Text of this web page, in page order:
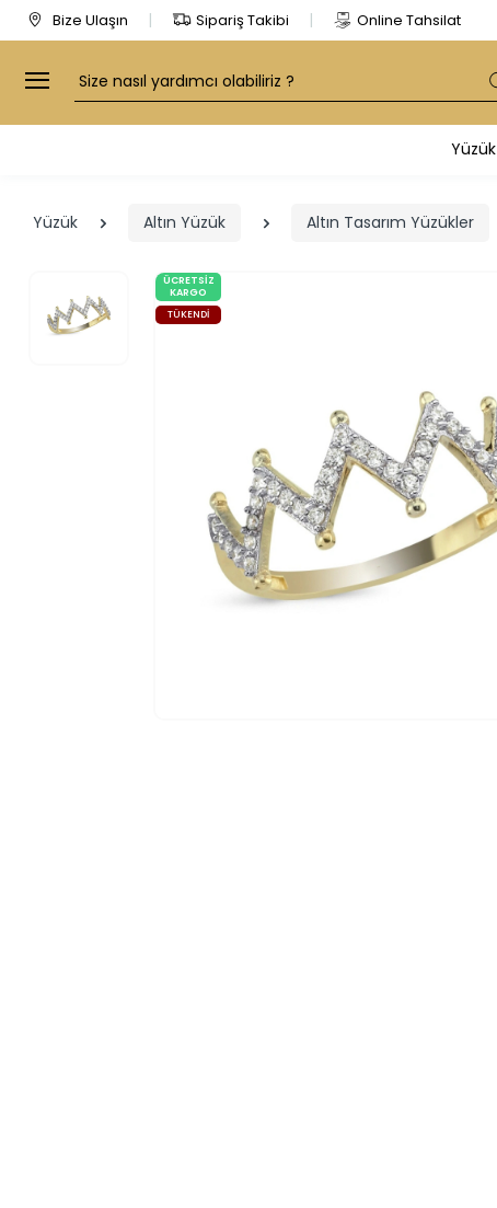
Bize Ulaşın Sipariş Takibi Online Tahsilat
Arama
Yüzük
Yüzük Altın Yüzük Altın Tasarım Yüzükler
ÜCRETSIZ
KARGO
TÜKENDI